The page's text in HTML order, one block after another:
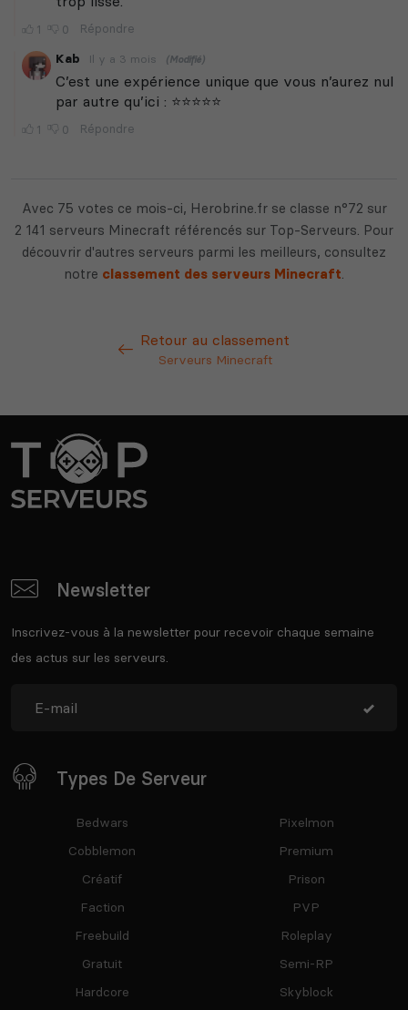
Avec 75 votes ce mois-ci, Herobrine.fr se classe n°72 sur
2 141 serveurs Minecraft référencés sur Top-Serveurs. Pour
découvrir d'autres serveurs parmi les meilleurs, consultez
notre classement des serveurs Minecraft.
Retour au classement
Serveurs Minecraft
Newsletter
Inscrivez-vous à la newsletter pour recevoir chaque semaine
des actus sur les serveurs.
Types De Serveur
Bedwars
Cobblemon
Créatif
Faction
Freebuild
Gratuit
Hardcore
Pixelmon
Premium
Prison
PVP
Roleplay
Semi-RP
Skyblock